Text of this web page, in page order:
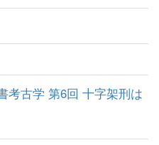
古学 第6回 十字架刑は